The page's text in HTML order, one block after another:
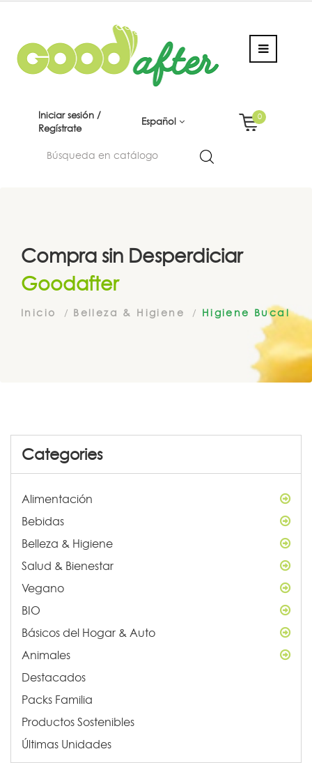
Iniciar sesión /
Regístrate
Español
0
Compra sin Desperdiciar
Goodafter
Inicio Belleza & Higiene Higiene Bucal
Categories
Alimentación
Bebidas
Belleza & Higiene
Salud & Bienestar
Vegano
BIO
Básicos del Hogar & Auto
Animales
Destacados
Packs Familia
Productos Sostenibles
Últimas Unidades